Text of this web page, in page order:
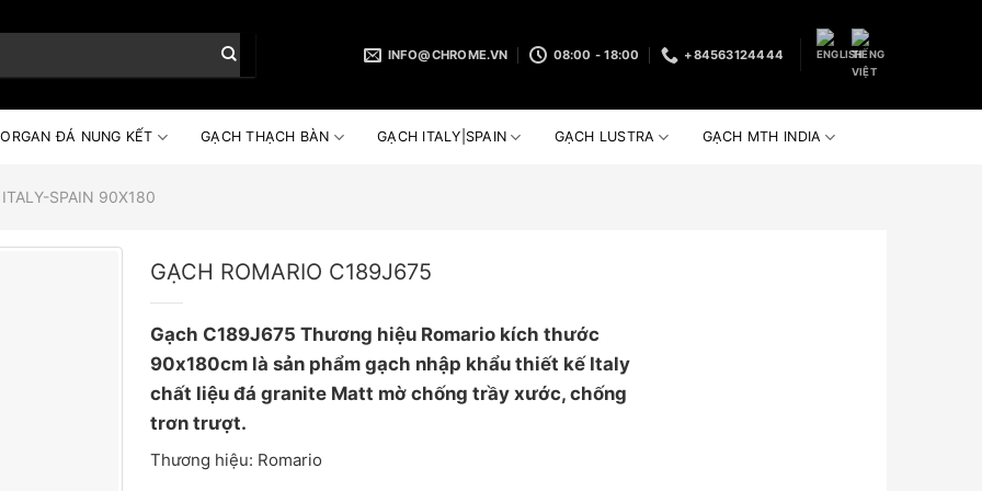
INFO@CHROME.VN 08:00 - 18:00 +84563124444
ĐÁ NUNG KẾT GẠCH THẠCH BÀN GẠCH ITALY|SPAIN GẠCH LUSTRA GẠCH MTH INDIA
ITALY-SPAIN 90X180
GẠCH ROMARIO C189J675
Gạch C189J675 Thương hiệu Romario kích thước
90x180cm là sản phẩm gạch nhập khẩu thiết kế Italy
chất liệu đá granite Matt mờ chống trầy xước, chống
trơn trượt.
Thương hiệu: Romario